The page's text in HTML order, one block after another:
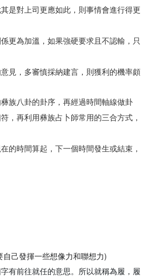
是對上司更應如此，則事情會進行得更
更為加溫，如果強硬要求且不認輸，只
見，多審慎採納建言，則獲利的機率頗
族八卦的卦序，再經過時間軸線做卦
，再利用彝族占卜師常用的三合方式，
的時間算起，下一個時間發生或結束，
自己發揮一些想像力和聯想力)
有前往就任的意思。所以就稱為履，履